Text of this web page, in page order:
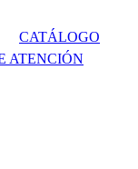
CATÁLOGO
ATENCIÓN